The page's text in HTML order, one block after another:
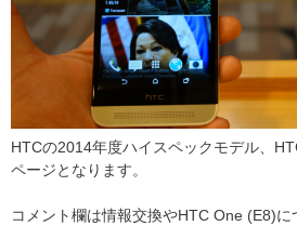
HTCの2014年度ハイスペックモデル、
ページとなります。
コメント欄は情報交換やHTC One (E8)